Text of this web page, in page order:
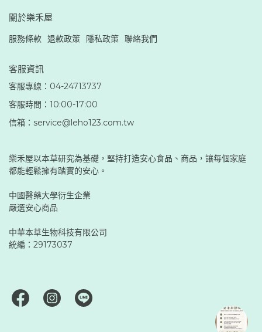
關於樂禾屋
服務條款 退款政策 隱私政策 聯絡我們
客服資訊
客服專線：04-24713737
客服時間：10:00-17:00
信箱：service@leho123.com.tw
樂禾屋以本草研究為基礎，堅持打造安心食品、商品，讓每個家庭
都能輕鬆擁有踏實的安心。
中國醫藥大學衍生企業
嚴選安心商品
中華本草生物科技有限公司
統編：29173037